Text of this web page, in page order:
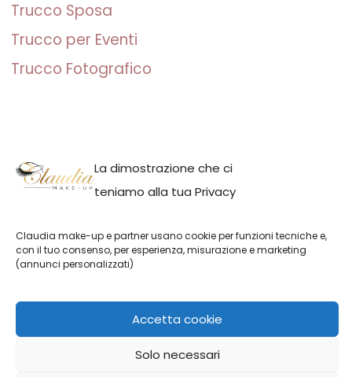
La dimostrazione che ci
teniamo alla tua Privacy
Claudia make-up e partner usano cookie per funzioni tecniche e,
con il tuo consenso, per esperienza, misurazione e marketing
(annunci personalizzati)
Accetta cookie
Solo necessari
Trucco Sposa
Trucco per Eventi
Trucco Fotografico
Claudia make-up | P.IVA: IT01691110082 | Milano, Italia | Claudia
Adina Neacsu
Italiano